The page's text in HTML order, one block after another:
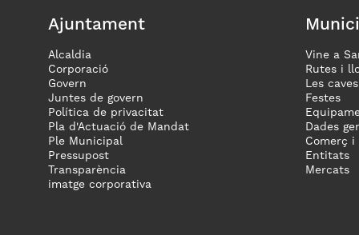
Ajuntament
Alcaldia
Corporació
Govern
Juntes de govern
Política de privacitat
Pla d'Actuació de Mandat
Ple Municipal
Pressupost
Transparència
imatge corporativa
Vine a
Rutes i
Les caves
Festes
Dades
Comerç i
Entitats
Mercats